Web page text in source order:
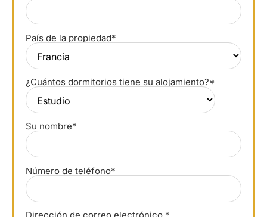
País de la propiedad*
¿Cuántos dormitorios tiene su alojamiento?*
Su nombre*
Número de teléfono*